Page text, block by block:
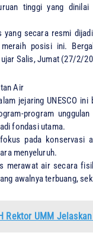
tinggi yang
yang secara resmi
posisi ini.
Salis, Jumat (27/2/
Air
jejaring UNESCO
program
fondasi utama.
pada konservasi
menyeluruh.
merawat air secara
awalnya terbuang,
Rektor UMM